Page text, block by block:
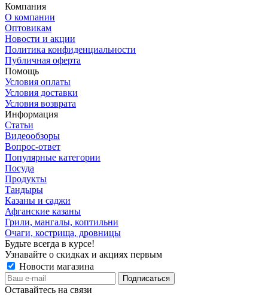
Компания
О компании
Оптовикам
Новости и акции
Политика конфиденциальности
Публичная оферта
Помощь
Условия оплаты
Условия доставки
Условия возврата
Информация
Статьи
Видеообзоры
Вопрос-ответ
Популярные категории
Посуда
Продукты
Тандыры
Казаны и саджи
Афганские казаны
Грили, мангалы, коптильни
Очаги, кострища, дровницы
Будьте всегда в курсе!
Узнавайте о скидках и акциях первым
Новости магазина
Оставайтесь на связи